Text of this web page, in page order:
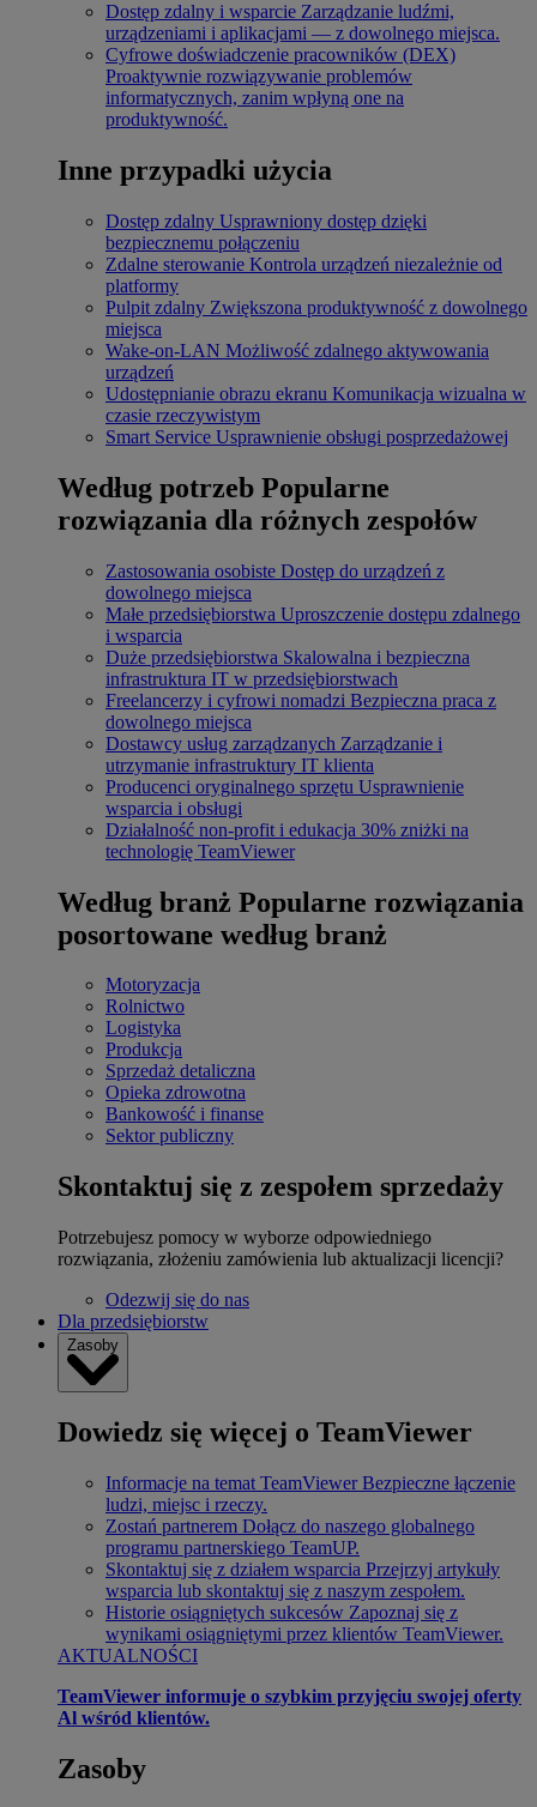
Dostęp zdalny i wsparcie Zarządzanie ludźmi,
urządzeniami i aplikacjami — z dowolnego miejsca.
Cyfrowe doświadczenie pracowników (DEX)
Proaktywnie rozwiązywanie problemów
informatycznych, zanim wpłyną one na
produktywność.
Inne przypadki użycia
Dostęp zdalny Usprawniony dostęp dzięki
bezpiecznemu połączeniu
Zdalne sterowanie Kontrola urządzeń niezależnie od
platformy
Pulpit zdalny Zwiększona produktywność z dowolnego
miejsca
Wake-on-LAN Możliwość zdalnego aktywowania
urządzeń
Udostępnianie obrazu ekranu Komunikacja wizualna w
czasie rzeczywistym
Smart Service Usprawnienie obsługi posprzedażowej
Według potrzeb Popularne
rozwiązania dla różnych zespołów
Zastosowania osobiste Dostęp do urządzeń z
dowolnego miejsca
Małe przedsiębiorstwa Uproszczenie dostępu zdalnego
i wsparcia
Duże przedsiębiorstwa Skalowalna i bezpieczna
infrastruktura IT w przedsiębiorstwach
Freelancerzy i cyfrowi nomadzi Bezpieczna praca z
dowolnego miejsca
Dostawcy usług zarządzanych Zarządzanie i
utrzymanie infrastruktury IT klienta
Producenci oryginalnego sprzętu Usprawnienie
wsparcia i obsługi
Działalność non-profit i edukacja 30% zniżki na
technologię TeamViewer
Według branż Popularne rozwiązania
posortowane według branż
Motoryzacja
Rolnictwo
Logistyka
Produkcja
Sprzedaż detaliczna
Opieka zdrowotna
Bankowość i finanse
Sektor publiczny
Skontaktuj się z zespołem sprzedaży
Potrzebujesz pomocy w wyborze odpowiedniego
rozwiązania, złożeniu zamówienia lub aktualizacji licencji?
Odezwij się do nas
Dla przedsiębiorstw
Zasoby
Dowiedz się więcej o TeamViewer
Informacje na temat TeamViewer Bezpieczne łączenie
ludzi, miejsc i rzeczy.
Zostań partnerem Dołącz do naszego globalnego
programu partnerskiego TeamUP.
Skontaktuj się z działem wsparcia Przejrzyj artykuły
wsparcia lub skontaktuj się z naszym zespołem.
Historie osiągniętych sukcesów Zapoznaj się z
wynikami osiągniętymi przez klientów TeamViewer.
AKTUALNOŚCI
TeamViewer informuje o szybkim przyjęciu swojej oferty
Al wśród klientów.
Zasoby